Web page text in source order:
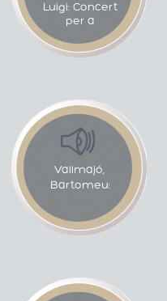
Luigi: Concert
per a
Vallmajó,
Bartomeu: